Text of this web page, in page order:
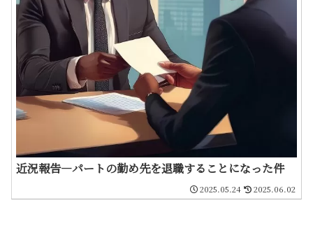
近況報告―パートの勤め先を退職することになった件
2025.05.24 2025.06.02